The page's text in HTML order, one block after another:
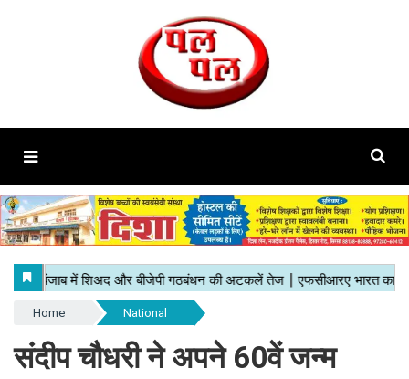
Home National
संदीप चौधरी ने अपने 60वें जन्म